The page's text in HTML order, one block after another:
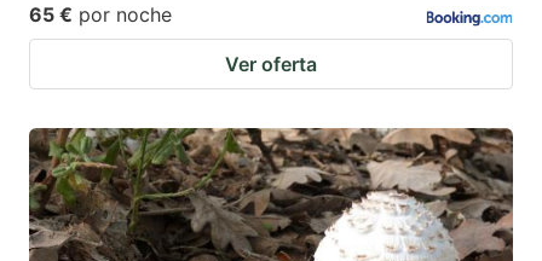
65 € por noche
Ver oferta